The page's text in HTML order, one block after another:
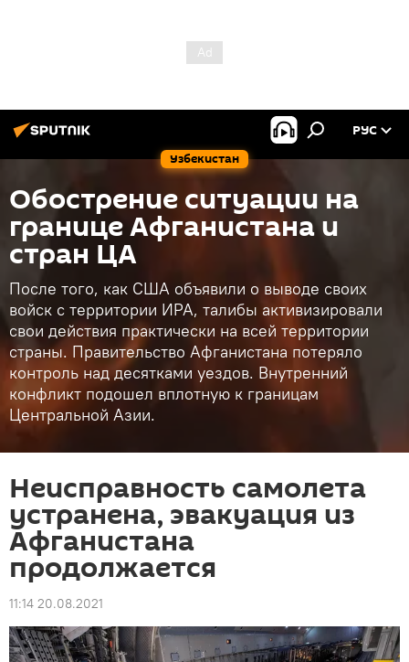
Узбекистан
РУС
Обострение ситуации на
границе Афганистана и
стран ЦА
После того, как США объявили о выводе своих
войск с территории ИРА, талибы активизировали
свои действия практически на всей территории
страны. Правительство Афганистана потеряло
контроль над десятками уездов. Внутренний
конфликт подошел вплотную к границам
Центральной Азии.
Неисправность самолета
устранена, эвакуация из
Афганистана
продолжается
11:14 20.08.2021